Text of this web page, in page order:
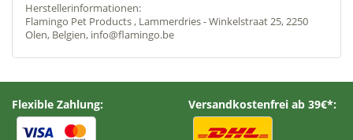
Herstellerinformationen:
Flamingo Pet Products , Lammerdries - Winkelstraat 25, 2250
Olen, Belgien, info@flamingo.be
Flexible Zahlung: Versandkostenfrei ab 39€*: